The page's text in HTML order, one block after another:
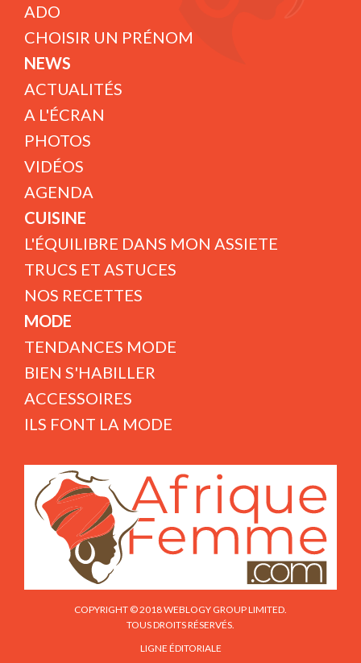
ADO
CHOISIR UN PRÉNOM
NEWS
ACTUALITÉS
A L'ÉCRAN
PHOTOS
VIDÉOS
AGENDA
CUISINE
L'ÉQUILIBRE DANS MON ASSIETE
TRUCS ET ASTUCES
NOS RECETTES
MODE
TENDANCES MODE
BIEN S'HABILLER
ACCESSOIRES
ILS FONT LA MODE
COPYRIGHT © 2018 WEBLOGY GROUP LIMITED.
TOUS DROITS RÉSERVÉS.
LIGNE ÉDITORIALE